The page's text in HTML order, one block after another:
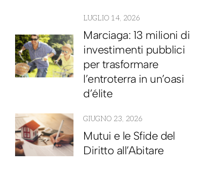
LUGLIO 14, 2026
Marciaga: 13 milioni di
investimenti pubblici
per trasformare
l’entroterra in un’oasi
d’élite
GIUGNO 23, 2026
Mutui e le Sfide del
Diritto all’Abitare